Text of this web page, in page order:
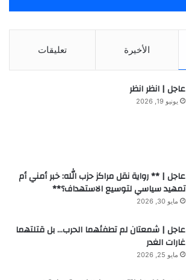
الأخيرة تعليقات
عاجل | انظر انظر
يونيو 19, 2026
عاجل | ** رواية نقل مراكز حزب الله: خبر أمني أم
تمهيد سياسي لتوسيع الاستهداف؟**
مايو 30, 2026
عاجل | شمعتان لم تطفئهما الحرب… بل قتلتهما
غارات الغدر
مايو 25, 2026